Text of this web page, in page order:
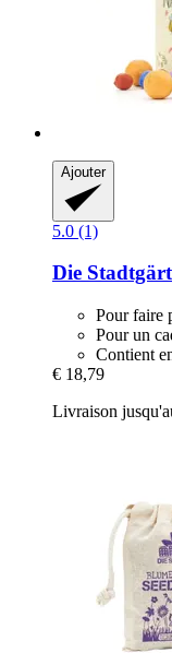
Ajouter
5.0 (1)
Die
Pour faire
Pour un
Contient
€ 18,79
Livraison